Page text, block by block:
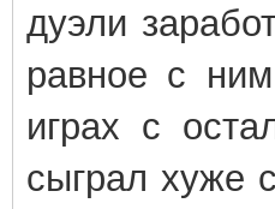
дуэли
равное с
играх с
сыграл хуже